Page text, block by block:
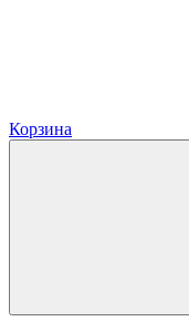
Корзина